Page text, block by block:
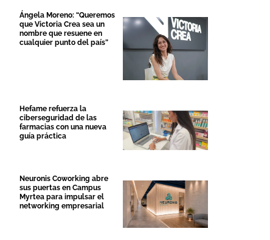
Ángela Moreno: “Queremos
que Victoria Crea sea un
nombre que resuene en
cualquier punto del país”
Hefame refuerza la
ciberseguridad de las
farmacias con una nueva
guía práctica
Neuronis Coworking abre
sus puertas en Campus
Myrtea para impulsar el
networking empresarial